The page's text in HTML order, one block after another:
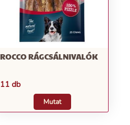
ROCCO RÁGCSÁLNIVALÓK
11 db
Mutat